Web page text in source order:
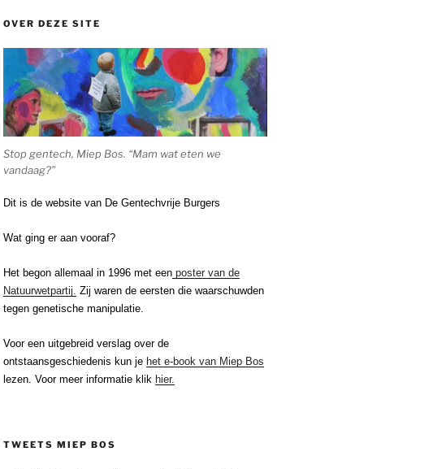
OVER DEZE SITE
Stop gentech, Miep Bos. “Mam wat eten we
vandaag?”
Dit is de website van De Gentechvrije Burgers
Wat ging er aan vooraf?
Het begon allemaal in 1996 met eenposter van de
Natuurwetpartij. Zij waren de eersten die waarschuwden
tegen genetische manipulatie.
Voor een uitgebreid verslag over de
ontstaansgeschiedenis kun je het e-book van Miep Bos
lezen. Voor meer informatie klik hier.
TWEETS MIEP BOS